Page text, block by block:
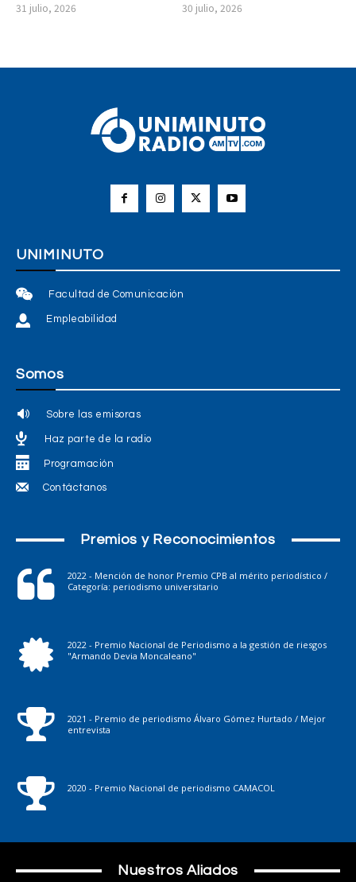
31 julio, 2026 30 julio, 2026
UNIMINUTO
Facultad de Comunicación
Empleabilidad
Somos
Sobre las emisoras
Haz parte de la radio
Programación
Contáctanos
Premios y Reconocimientos
2022 - Mención de honor Premio CPB al mérito periodístico /
Categoría: periodismo universitario
2022 - Premio Nacional de Periodismo a la gestión de riesgos
"Armando Devia Moncaleano"
2021 - Premio de periodismo Álvaro Gómez Hurtado / Mejor
entrevista
2020 - Premio Nacional de periodismo CAMACOL
Nuestros Aliados